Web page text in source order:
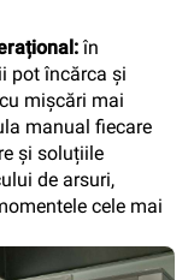
în
pot încărca și
mișcări mai
manual fiecare
și soluțiile
de arsuri,
cele mai